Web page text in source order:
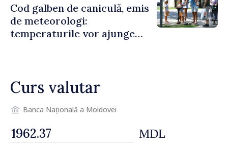
Cod galben de caniculă, emis
de meteorologi:
temperaturile vor ajunge
Curs valutar
Banca Națională a Moldovei
MDL